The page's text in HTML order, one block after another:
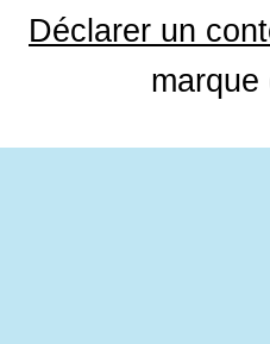
Déclarer un